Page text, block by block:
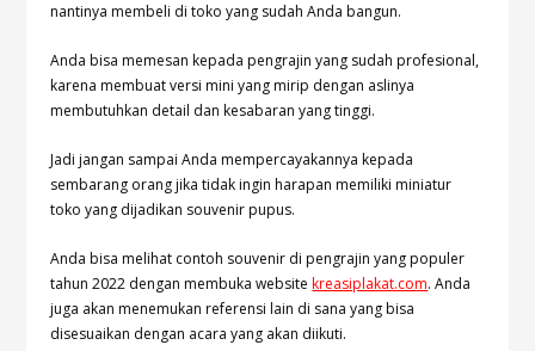
nantinya membeli di toko yang sudah Anda bangun.
Anda bisa memesan kepada pengrajin yang sudah profesional,
karena membuat versi mini yang mirip dengan aslinya
membutuhkan detail dan kesabaran yang tinggi.
Jadi jangan sampai Anda mempercayakannya kepada
sembarang orang jika tidak ingin harapan memiliki miniatur
toko yang dijadikan souvenir pupus.
Anda bisa melihat contoh souvenir di pengrajin yang populer
tahun 2022 dengan membuka websitekreasiplakat.com. Anda
juga akan menemukan referensi lain di sana yang bisa
disesuaikan dengan acara yang akan diikuti.